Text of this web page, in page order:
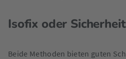
Isofix oder
Beide Methoden bieten guten